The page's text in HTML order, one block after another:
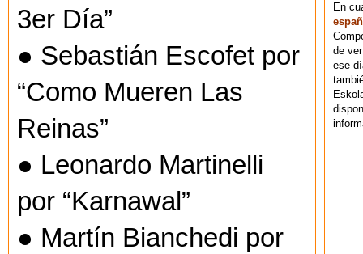
3er Día”
● Sebastián Escofet por
“Como Mueren Las
Reinas”
● Leonardo Martinelli
por “Karnawal”
● Martín Bianchedi por
En
de
ese